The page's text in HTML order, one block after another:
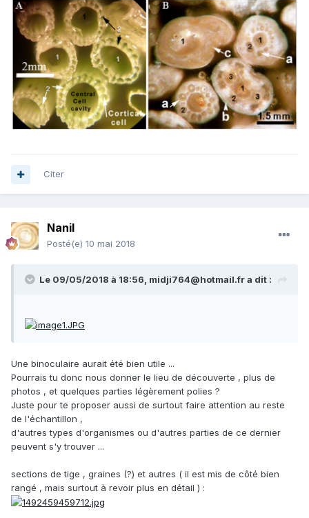
Citer
Nanil
Posté(e) 10 mai 2018
Le 09/05/2018 à 18:56, midji764@hotmail.fra dit :
Une binoculaire aurait été bien utile ...
Pourrais tu donc nous donner le lieu de découverte , plus de
photos , et quelques parties légèrement polies ?
Juste pour te proposer aussi de surtout faire attention au reste
de l'échantillon ,
d'autres types d'organismes ou d'autres parties de ce dernier
peuvent s'y trouver ...
sections de tige , graines (?) et autres ( il est mis de côté bien
rangé , mais surtout à revoir plus en détail ) :